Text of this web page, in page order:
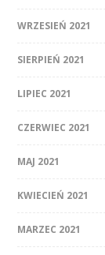
WRZESIEŃ 2021
SIERPIEŃ 2021
LIPIEC 2021
CZERWIEC 2021
MAJ 2021
KWIECIEŃ 2021
MARZEC 2021